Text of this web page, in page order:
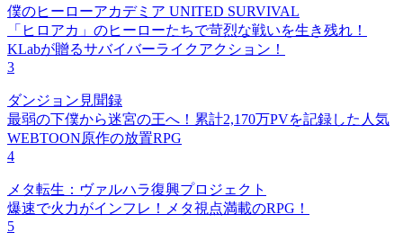
僕のヒーローアカデミア UNITED SURVIVAL
「ヒロアカ」のヒーローたちで苛烈な戦いを生き残れ！
KLabが贈るサバイバーライクアクション！
3
ダンジョン見聞録
最弱の下僕から迷宮の王へ！累計2,170万PVを記録した人気
WEBTOON原作の放置RPG
4
メタ転生：ヴァルハラ復興プロジェクト
爆速で火力がインフレ！メタ視点満載のRPG！
5